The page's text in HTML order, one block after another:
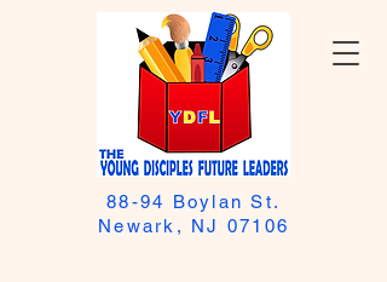
88-94 Boylan St.
Newark, NJ 07106